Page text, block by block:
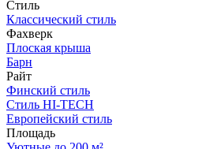
Стиль
Классический стиль
Фахверк
Плоская крыша
Барн
Райт
Финский стиль
Стиль HI-TECH
Европейский стиль
Площадь